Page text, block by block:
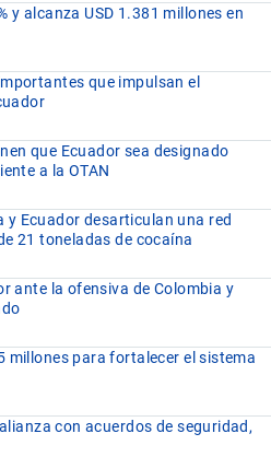
y alcanza USD 1.381 millones en
que impulsan el
que Ecuador sea designado
a la OTAN
y Ecuador desarticulan una red
21 toneladas de cocaína
ante la ofensiva de Colombia y
millones para fortalecer el sistema
con acuerdos de seguridad,